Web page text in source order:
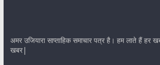
अमर उजियारा साप्ताहिक समाचार पत्र है। हम लाते हैं हर
खबर|